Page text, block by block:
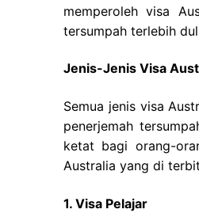
memperoleh visa
tersumpah terlebih
Jenis-Jenis Visa
Semua jenis visa
penerjemah
ketat bagi orang-
Australia yang di
1. Visa Pelajar